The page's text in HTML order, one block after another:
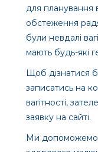
для планування
обстеження
були невдалі
мають будь-які
Щоб дізнатися
записатись на
вагітності,
заявку на сайті.
Ми допоможемо